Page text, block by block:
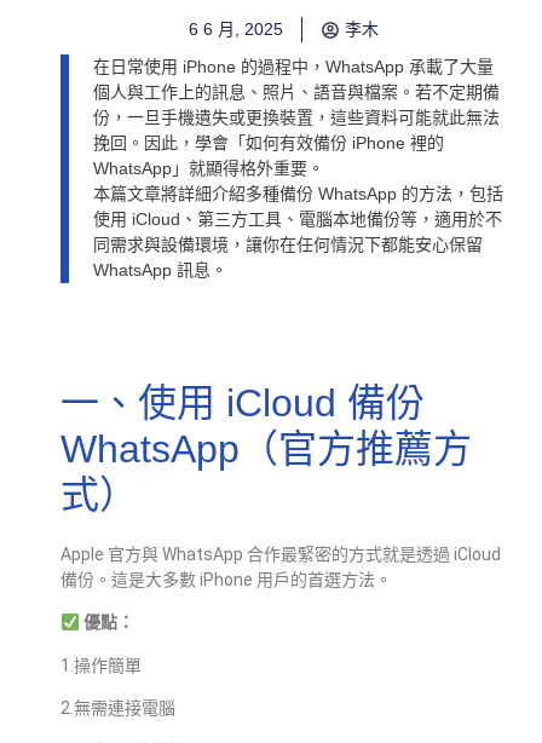
6 6 月, 2025
李木
在日常使用 iPhone 的過程中，WhatsApp 承載了大量
個人與工作上的訊息、照片、語音與檔案。若不定期備
份，一旦手機遺失或更換裝置，這些資料可能就此無法
挽回。因此，學會「如何有效備份 iPhone 裡的
WhatsApp」就顯得格外重要。
本篇文章將詳細介紹多種備份 WhatsApp 的方法，包括
使用 iCloud、第三方工具、電腦本地備份等，適用於不
同需求與設備環境，讓你在任何情況下都能安心保留
WhatsApp 訊息。
一、使用 iCloud 備份
WhatsApp（官方推薦方
式）
Apple 官方與 WhatsApp 合作最緊密的方式就是透過 iCloud
備份。這是大多數 iPhone 用戶的首選方法。
優點：
1.操作簡單
2.無需連接電腦